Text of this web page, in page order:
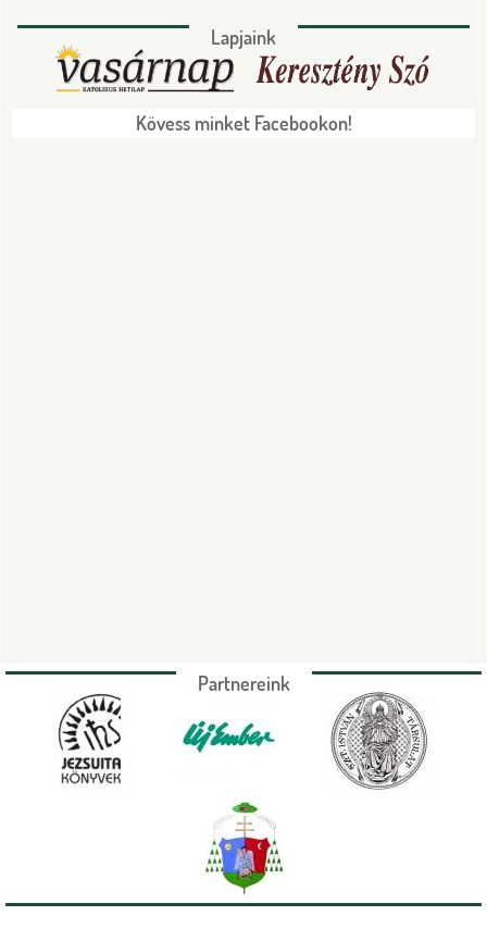
Lapjaink
Kövess minket Facebookon!
Partnereink